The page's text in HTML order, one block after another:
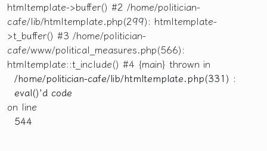
htmltemplate->buffer() #2 /home/politician-
cafe/lib/htmltemplate.php(299): htmltemplate-
>t_buffer() #3 /home/politician-
cafe/www/political_measures.php(566):
htmltemplate::t_include() #4 {main} thrown in
/home/politician-cafe/lib/htmltemplate.php(331) :
eval()'d code
on line
544